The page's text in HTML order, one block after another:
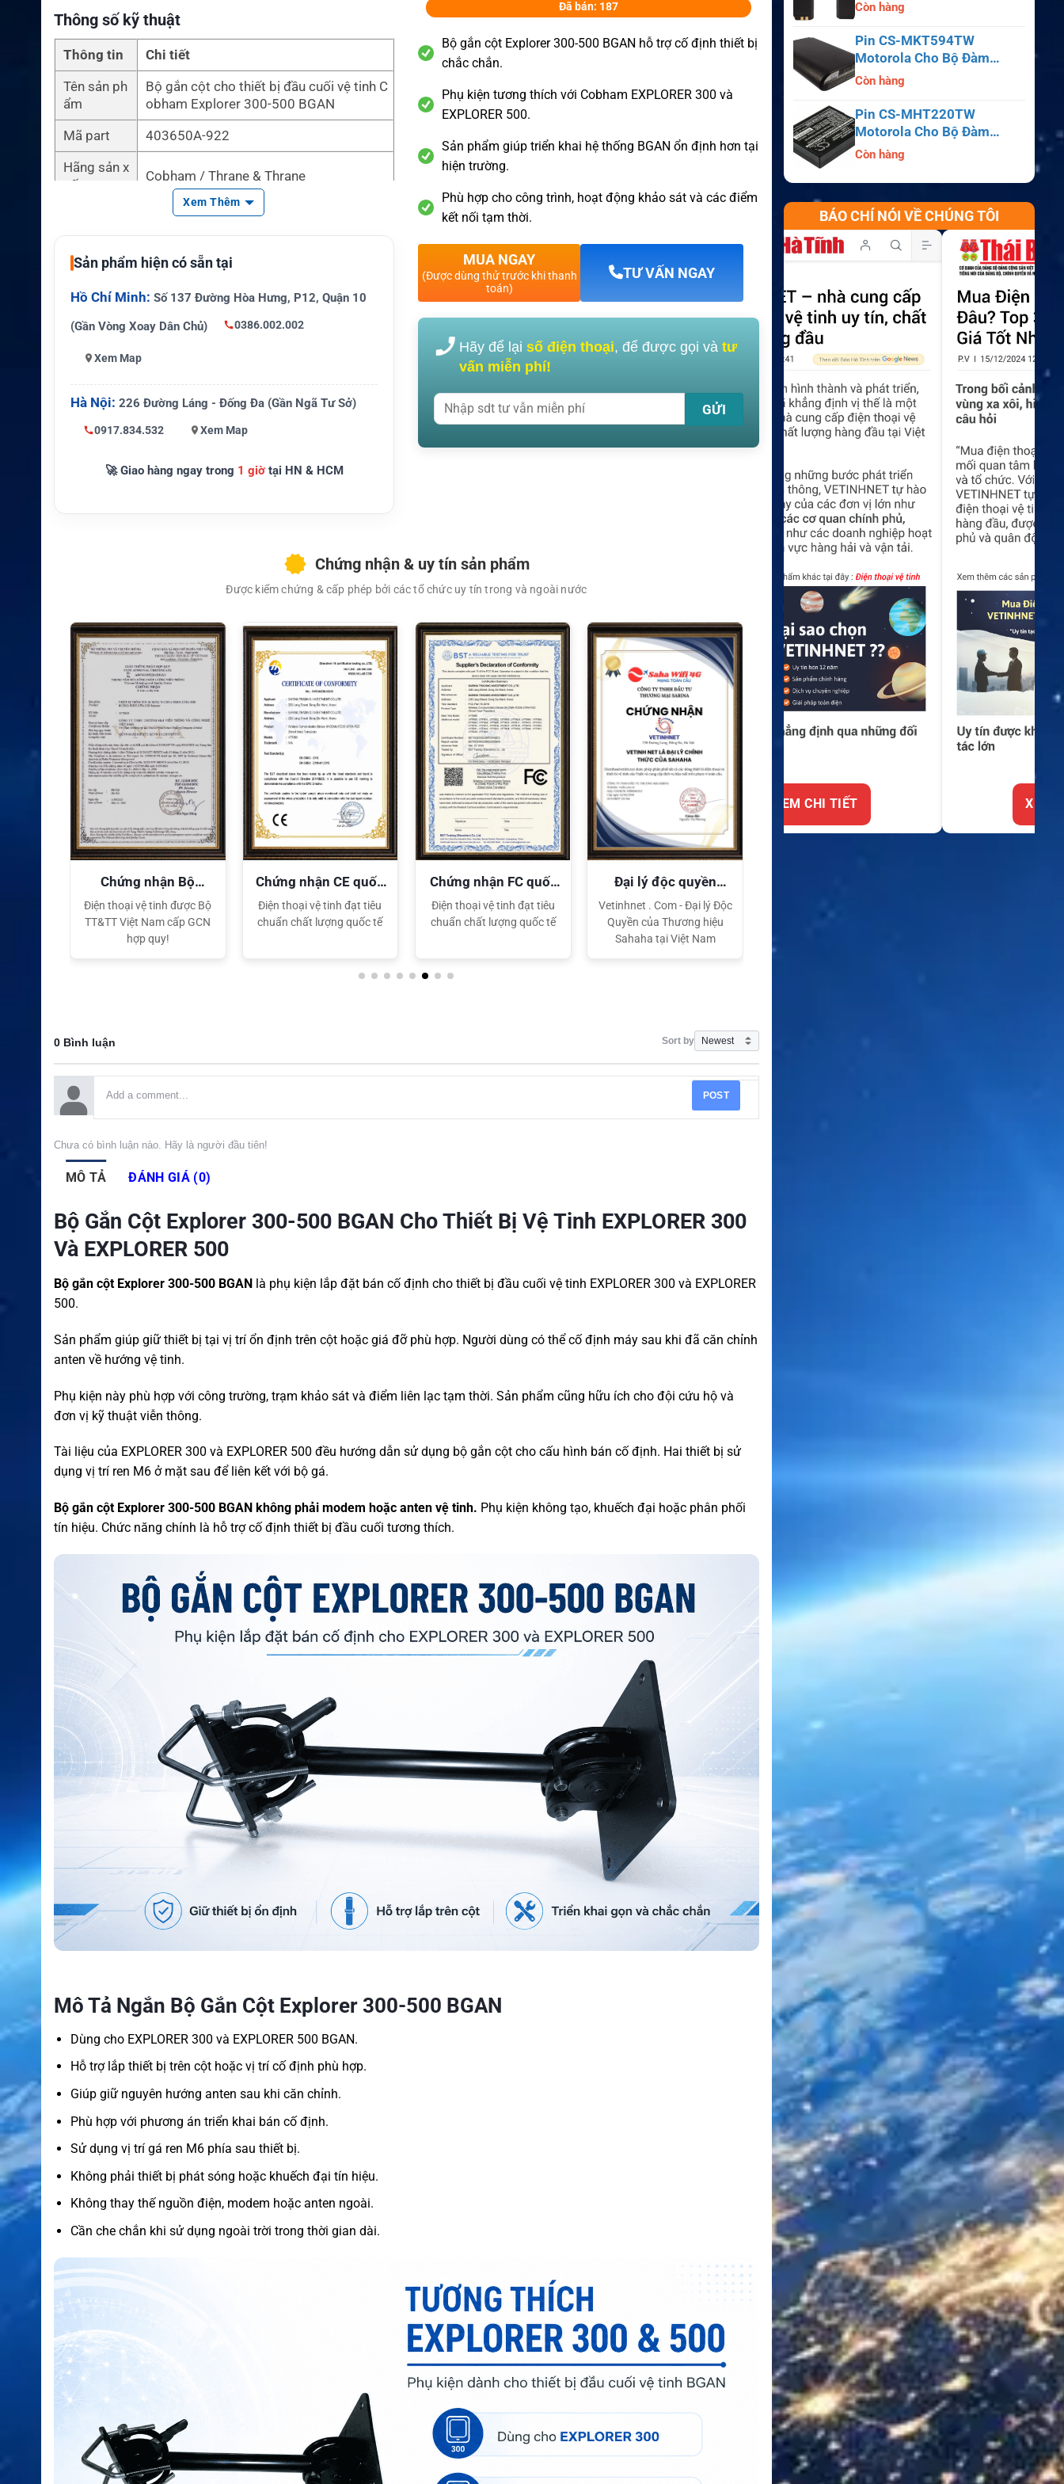
Thông số kỹ thuật
Thông tin
Chi tiết
Tên sản ph
ẩm
Bộ gắn cột cho thiết bị đầu cuối vệ tinh C
obham Explorer 300-500 BGAN
Mã part
403650A-922
Hãng sản x
uất
Cobham / Thrane & Thrane
Phụ kiện gắn cột cho thiết bị đầu cuối vệ t
Công nghệ
Lắp đặt bán cố định trên cột
ơng thích
LORER 500 BGAN
Tính năng
quan trọng
phù hợp
Ứng dụng
Công trường, điểm khảo sát, trạm kết nối
tạm thời và khu vực xa hạ tầng
Xem Thêm
Sản phẩm hiện có sẵn tại
Hồ Chí Minh: Số 137 Đường Hòa Hưng, P12, Quận 10
(Gần Vòng Xoay Dân Chủ)
0386.002.002
Xem Map
Hà Nội: 226 Đường Láng - Đống Đa (Gần Ngã Tư Sở)
0917.834.532 Xem Map
🚀 Giao hàng ngay trong 1 giờtại HN & HCM
Đã bán: 187
Bộ gắn cột Explorer 300-500 BGAN hỗ trợ cố định thiết bị
chắc chắn.
Phụ kiện tương thích với Cobham EXPLORER 300 và
EXPLORER 500.
Sản phẩm giúp triển khai hệ thống BGAN ổn định hơn tại
hiện trường.
Phù hợp cho công trình, hoạt động khảo sát và các điểm
kết nối tạm thời.
MUA NGAY
(Được dùng thử trước khi thanh
toán)
TƯ VẤN NGAY
Hãy để lạisố điện thoại, để được gọi vàtư
vấn miễn phí!
Chứng nhận & uy tín sản phẩm
Được kiểm chứng & cấp phép bởi các tổ chức uy tín trong và ngoài nước
Chứng nhận Bộ
TT&TT
Điện thoại vệ tinh được Bộ
TT&TT Việt Nam cấp GCN
hợp quy!
Chứng nhận CE quốc
tế
Điện thoại vệ tinh đạt tiêu
chuẩn chất lượng quốc tế
Chứng nhận FC quốc
tế
Điện thoại vệ tinh đạt tiêu
chuẩn chất lượng quốc tế
Đại lý độc quyền
Sahaha
Vetinhnet . Com - Đại lý Độc
Quyền của Thương hiệu
Sahaha tại Việt Nam
0 Bình luận Sort by
POST
Chưa có bình luận nào. Hãy là người đầu tiên!
MÔ TẢ ĐÁNH GIÁ (0)
Bộ Gắn Cột Explorer 300-500 BGAN Cho Thiết Bị Vệ Tinh EXPLORER 300
Và EXPLORER 500
Bộ gắn cột Explorer 300-500 BGAN là phụ kiện lắp đặt bán cố định cho thiết bị đầu cuối vệ tinh EXPLORER 300 và EXPLORER
500.
Sản phẩm giúp giữ thiết bị tại vị trí ổn định trên cột hoặc giá đỡ phù hợp. Người dùng có thể cố định máy sau khi đã căn chỉnh
anten về hướng vệ tinh.
Phụ kiện này phù hợp với công trường, trạm khảo sát và điểm liên lạc tạm thời. Sản phẩm cũng hữu ích cho đội cứu hộ và
đơn vị kỹ thuật viễn thông.
Tài liệu của EXPLORER 300 và EXPLORER 500 đều hướng dẫn sử dụng bộ gắn cột cho cấu hình bán cố định. Hai thiết bị sử
dụng vị trí ren M6 ở mặt sau để liên kết với bộ gá.
Bộ gắn cột Explorer 300-500 BGAN không phải modem hoặc anten vệ tinh. Phụ kiện không tạo, khuếch đại hoặc phân phối
tín hiệu. Chức năng chính là hỗ trợ cố định thiết bị đầu cuối tương thích.
Mô Tả Ngắn Bộ Gắn Cột Explorer 300-500 BGAN
Dùng cho EXPLORER 300 và EXPLORER 500 BGAN.
Hỗ trợ lắp thiết bị trên cột hoặc vị trí cố định phù hợp.
Giúp giữ nguyên hướng anten sau khi căn chỉnh.
Phù hợp với phương án triển khai bán cố định.
Sử dụng vị trí gá ren M6 phía sau thiết bị.
Không phải thiết bị phát sóng hoặc khuếch đại tín hiệu.
Không thay thế nguồn điện, modem hoặc anten ngoài.
Cần che chắn khi sử dụng ngoài trời trong thời gian dài.
APX8000, SRX2200
Còn hàng
Pin CS-MKT594TW
Motorola Cho Bộ Đàm
Astro Saber, MX1000,
Còn hàng
Pin CS-MHT220TW
Motorola Cho Bộ Đàm
MT700, HT210, HT220,
Còn hàng
BÁO CHÍ NÓI VỀ CHÚNG TÔI
XEM CHI TIẾT XEM CHI TIẾT XEM CHI TIẾT